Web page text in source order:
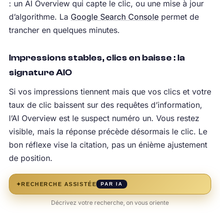
: un AI Overview qui capte le clic, ou une mise à jour
d’algorithme. La Google Search Consolepermet de
trancher en quelques minutes.
Impressions stables, clics en baisse : la
signature AIO
Si vos impressions tiennent mais que vos clics et votre
taux de clic baissent sur des requêtes d’information,
l’AI Overview est le suspect numéro un. Vous restez
visible, mais la réponse précède désormais le clic. Le
bon réflexe vise la citation, pas un énième ajustement
de position.
✦RECHERCHE ASSISTÉE PAR IA
Décrivez votre recherche, on vous oriente